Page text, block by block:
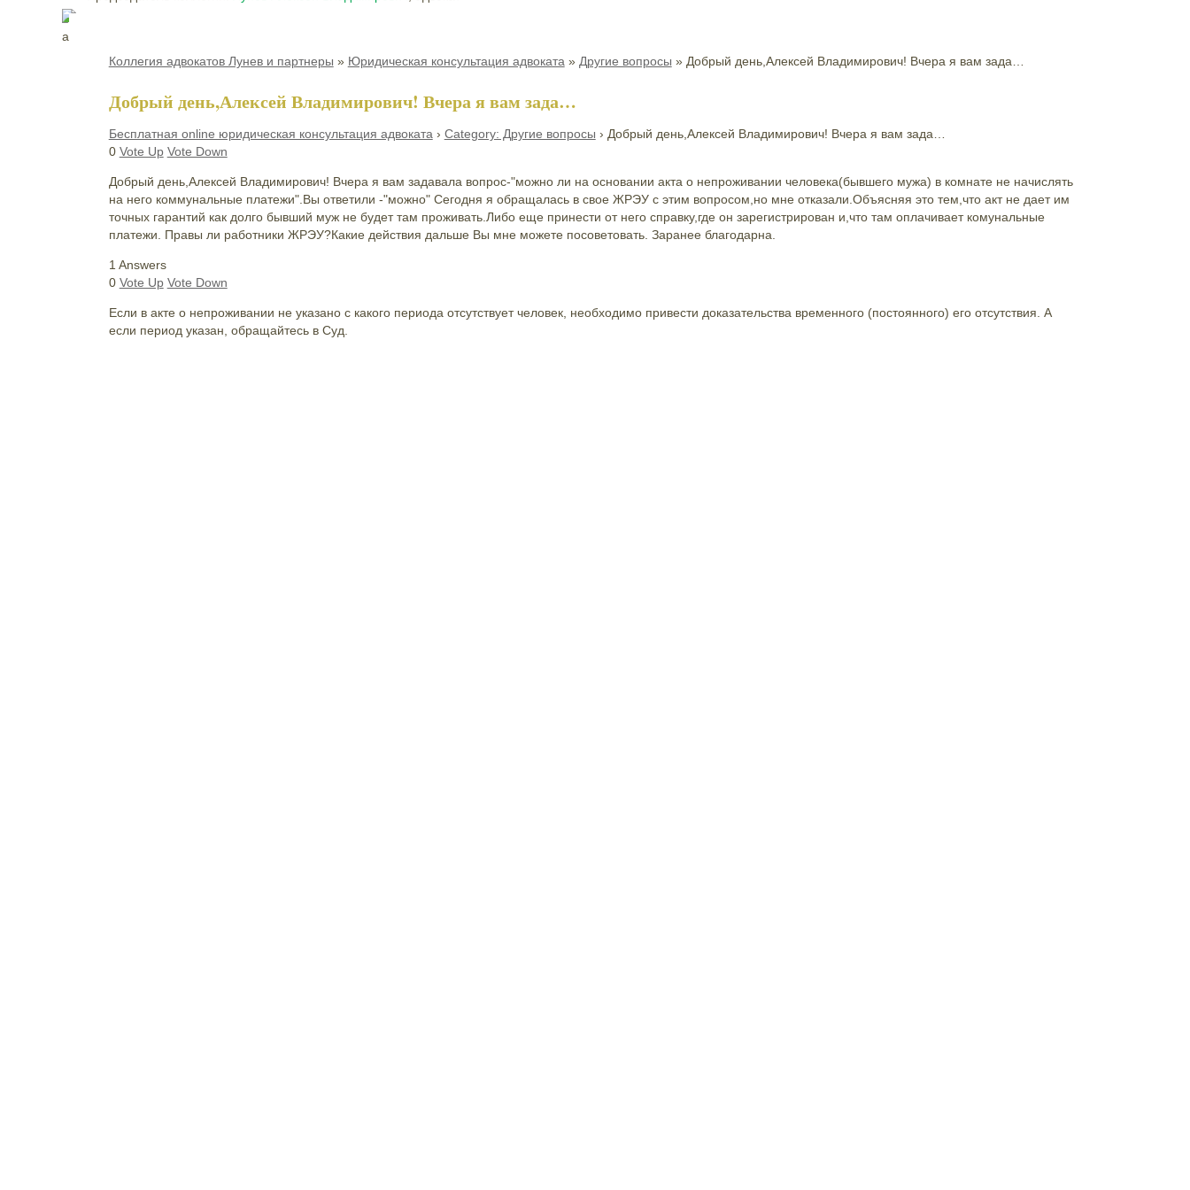
Коллегия адвокатов Лунев и партнеры » Юридическая консультация адвоката » Другие вопросы » Добрый день,Алексей Владимирович! Вчера я вам зада…
Добрый день,Алексей Владимирович! Вчера я вам зада…
Бесплатная online юридическая консультация адвоката › Category: Другие вопросы › Добрый день,Алексей Владимирович! Вчера я вам зада…
0 Vote Up Vote Down
Добрый день,Алексей Владимирович! Вчера я вам задавала вопрос-"можно ли на основании акта о непроживании человека(бывшего мужа) в комнате не начислять
на него коммунальные платежи".Вы ответили -"можно" Сегодня я обращалась в свое ЖРЭУ с этим вопросом,но мне отказали.Объясняя это тем,что акт не дает им
точных гарантий как долго бывший муж не будет там проживать.Либо еще принести от него справку,где он зарегистрирован и,что там оплачивает комунальные
платежи. Правы ли работники ЖРЭУ?Какие действия дальше Вы мне можете посоветовать. Заранее благодарна.
1 Answers
0 Vote Up Vote Down
Если в акте о непроживании не указано с какого периода отсутствует человек, необходимо привести доказательства временного (постоянного) его отсутствия. А
если период указан, обращайтесь в Суд.